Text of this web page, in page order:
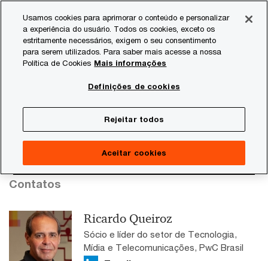
content
footer
Estudos setoriais
Tecnologia
Contatos
Ricardo Queiroz
Sócio e líder do setor de Tecnologia,
Mídia e Telecomunicações, PwC Brasil
Usamos cookies para aprimorar o conteúdo e personalizar
a experiência do usuário. Todos os cookies, exceto os
estritamente necessários, exigem o seu consentimento
para serem utilizados. Para saber mais acesse a nossa
Política de Cookies Mais informações
Definições de cookies
Rejeitar todos
Aceitar cookies